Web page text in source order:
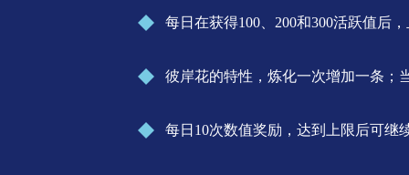
每日在获得100、200和300活跃值后
彼岸花的特性，炼化一次增加一条；
每日10次数值奖励，达到上限后可继